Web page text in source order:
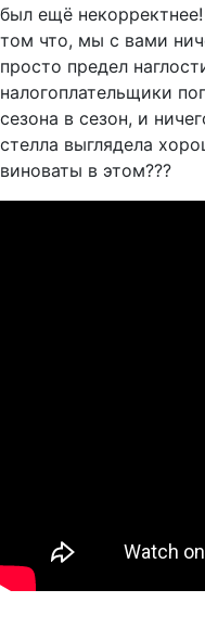
был ещё
том что, мы с вами
просто предел
налогоплательщики
сезона в сезон, и
стелла выглядела
виноваты в этом???